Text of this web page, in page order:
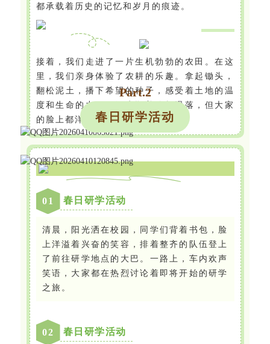
都承载着历史的记忆和岁月的痕迹。
接着，我们走进了一片生机勃勃的农田。在这
里，我们亲身体验了农耕的乐趣。拿起锄头，
翻松泥土，播下希望的种子，感受着土地的温
度和生命的力量。汗水顺着脸颊滑落，但大家
的脸上都洋溢着灿烂的笑容。
Part.2
春日研学活动
01 春日研学活动
清晨，阳光洒在校园，同学们背着书包，脸
上洋溢着兴奋的笑容，排着整齐的队伍登上
了前往研学地点的大巴。一路上，车内欢声
笑语，大家都在热烈讨论着即将开始的研学
之旅。
02 春日研学活动